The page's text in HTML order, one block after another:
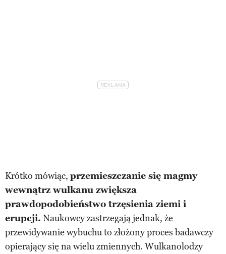
Krótko mówiąc, przemieszczanie się magmy
wewnątrz wulkanu zwiększa
prawdopodobieństwo trzęsienia ziemi i
erupcji. Naukowcy zastrzegają jednak, że
przewidywanie wybuchu to złożony proces badawczy
opierający się na wielu zmiennych. Wulkanolodzy